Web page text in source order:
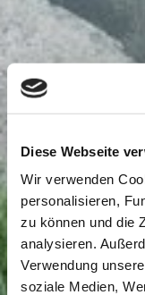
Diese Webseite
Wir verwenden
personalisieren,
zu können und die
analysieren.
Verwendung
soziale Medien,